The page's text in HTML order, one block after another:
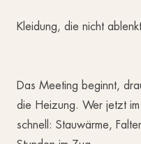
Kleidung, die nicht
Das Meeting beginnt,
die Heizung. Wer jetzt
schnell: Stauwärme,